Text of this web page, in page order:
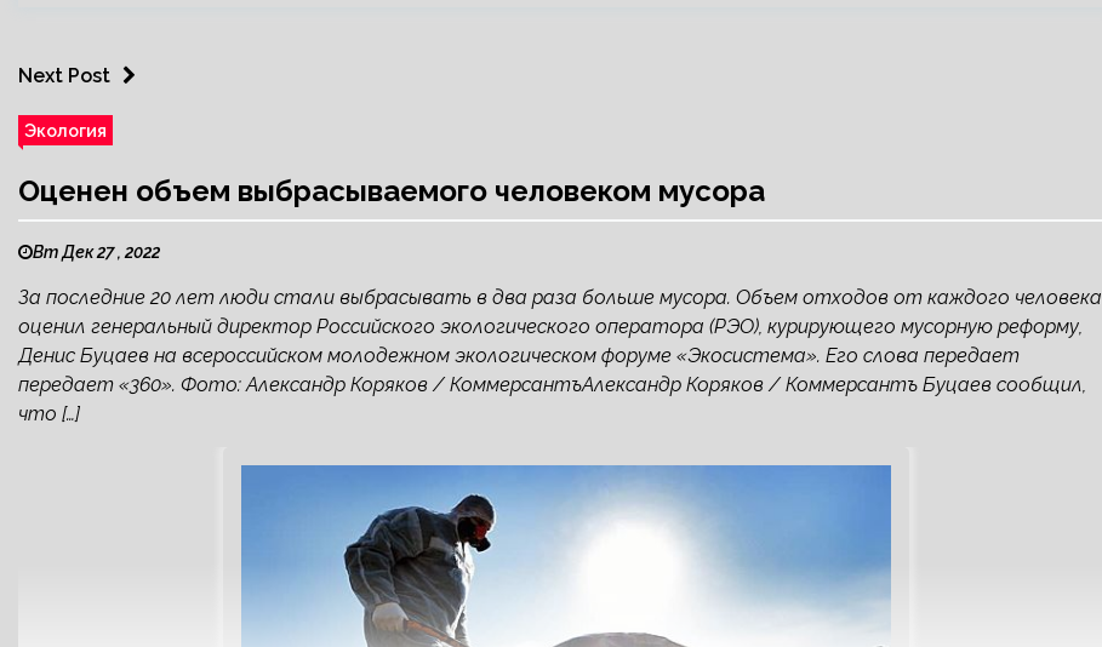
Next Post
Экология
Оценен объем выбрасываемого человеком мусора
Вт Дек 27 , 2022
За последние 20 лет люди стали выбрасывать в два раза больше мусора. Объем отходов от каждого человека
оценил генеральный директор Российского экологического оператора (РЭО), курирующего мусорную реформу,
Денис Буцаев на всероссийском молодежном экологическом форуме «Экосистема». Его слова передает
передает «360». Фото: Александр Коряков / КоммерсантъАлександр Коряков / Коммерсантъ Буцаев сообщил,
что […]